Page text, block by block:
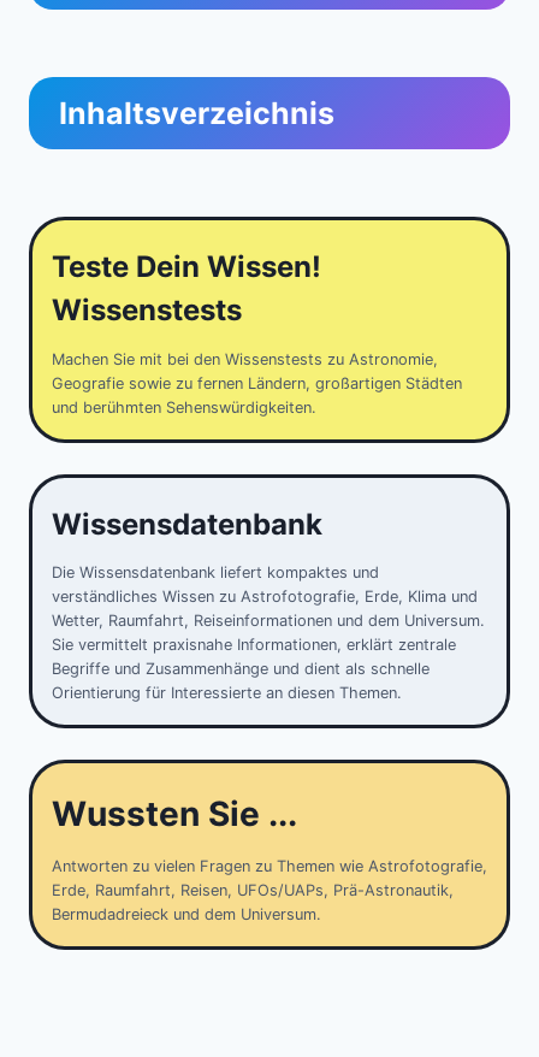
Inhaltsverzeichnis
Teste Dein Wissen!
Wissenstests
Machen Sie mit bei den Wissenstests zu Astronomie,
Geografie sowie zu fernen Ländern, großartigen Städten
und berühmten Sehenswürdigkeiten.
Wissensdatenbank
Die Wissensdatenbank liefert kompaktes und
verständliches Wissen zu Astrofotografie, Erde, Klima und
Wetter, Raumfahrt, Reiseinformationen und dem Universum.
Sie vermittelt praxisnahe Informationen, erklärt zentrale
Begriffe und Zusammenhänge und dient als schnelle
Orientierung für Interessierte an diesen Themen.
Wussten Sie ...
Antworten zu vielen Fragen zu Themen wie Astrofotografie,
Erde, Raumfahrt, Reisen, UFOs/UAPs, Prä-Astronautik,
Bermudadreieck und dem Universum.